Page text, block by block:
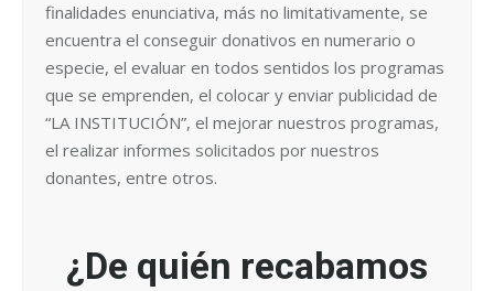
finalidades enunciativa, más no limitativamente, se
encuentra el conseguir donativos en numerario o
especie, el evaluar en todos sentidos los programas
que se emprenden, el colocar y enviar publicidad de
“LA INSTITUCIÓN”, el mejorar nuestros programas,
el realizar informes solicitados por nuestros
donantes, entre otros.
¿De quién recabamos